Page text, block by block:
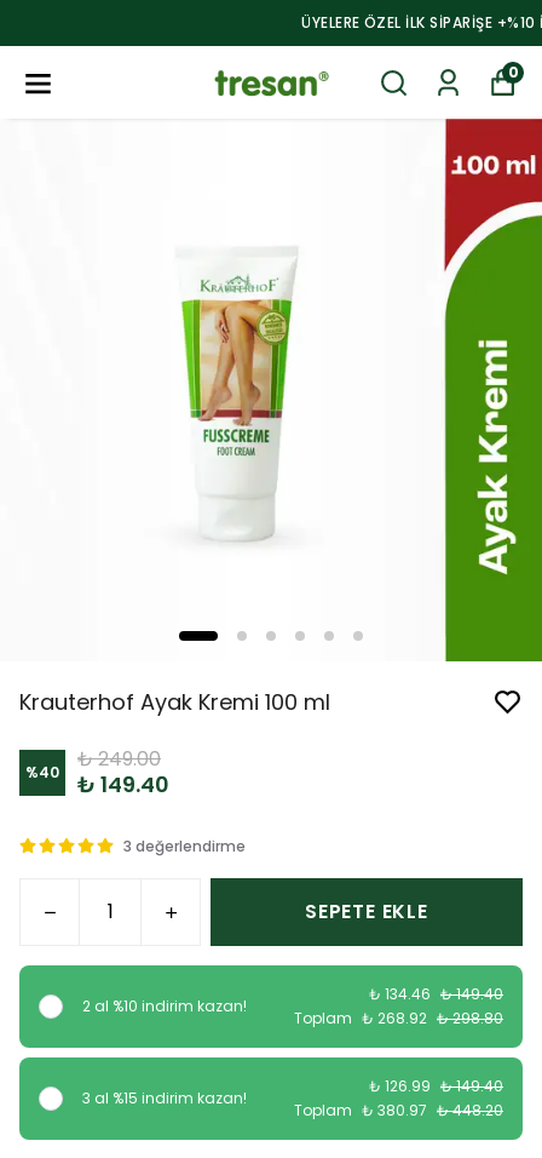
ÜYELERE ÖZEL ILK SİPARİŞE +%10 İNDİRİM!
0
Krauterhof Ayak Kremi 100 ml
%40 ₺ 249.00
₺ 149.40
3 değerlendirme
SEPETE EKLE
2 al %10 indirim kazan!
₺ 134.46 ₺ 149.40
Toplam ₺ 268.92 ₺ 298.80
3 al %15 indirim kazan!
₺ 126.99 ₺ 149.40
Toplam ₺ 380.97 ₺ 448.20